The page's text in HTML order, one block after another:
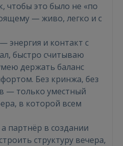
чтобы это было не «по
— живо, легко и с
энергия и контакт с
быстро считываю
держать баланс
Без кринжа, без
— только уместный
в которой всем
партнёр в создании
структуру вечера,